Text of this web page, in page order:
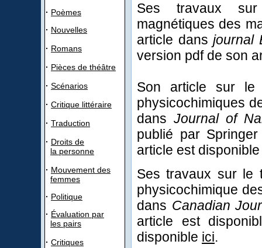
· Poèmes
· Nouvelles
· Romans
· Pièces de théâtre
· Scénarios
· Critique littéraire
· Traduction
· Droits de
la personne
· Mouvement des
femmes
· Politique
· Évaluation par
les pairs
· Critiques
Ses travaux sur
magnétiques des
article dansjournal
version pdf de son
Son article sur le
physicochimiques
dans Journal of
publié par
article est
Ses travaux sur le
physicochimique
dans Canadian
article est
disponible ici.